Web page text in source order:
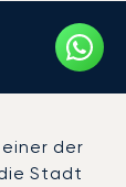
einer der
Stadt